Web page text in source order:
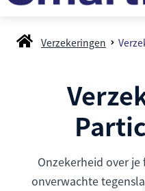
Verzekeringen
Onzekerheid over
onverwachte